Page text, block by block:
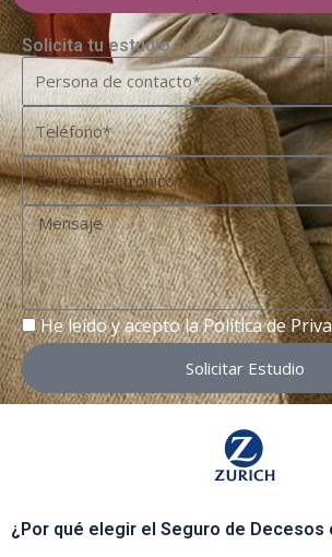
Solicita tu estudio
Nombre
Teléfono
Correo
electrónico
Mensaje
RGPD
He leído y acepto laPolítica de
Solicitar Estudio
¿Por qué elegir el Seguro de